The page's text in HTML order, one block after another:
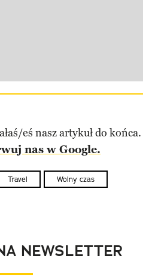
eś nasz artykuł do końca.
nas w Google.
Travel Wolny czas
NEWSLETTER